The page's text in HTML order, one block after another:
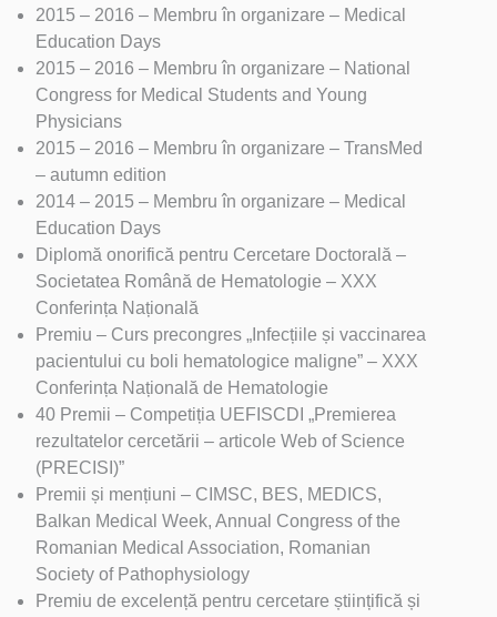
2015 – 2016 – Membru în organizare – Medical
Education Days
2015 – 2016 – Membru în organizare – National
Congress for Medical Students and Young
Physicians
2015 – 2016 – Membru în organizare – TransMed
– autumn edition
2014 – 2015 – Membru în organizare – Medical
Education Days
Diplomă onorifică pentru Cercetare Doctorală –
Societatea Română de Hematologie – XXX
Conferința Națională
Premiu – Curs precongres „Infecțiile și vaccinarea
pacientului cu boli hematologice maligne” – XXX
Conferința Națională de Hematologie
40 Premii – Competiția UEFISCDI „Premierea
rezultatelor cercetării – articole Web of Science
(PRECISI)”
Premii și mențiuni – CIMSC, BES, MEDICS,
Balkan Medical Week, Annual Congress of the
Romanian Medical Association, Romanian
Society of Pathophysiology
Premiu de excelență pentru cercetare științifică și